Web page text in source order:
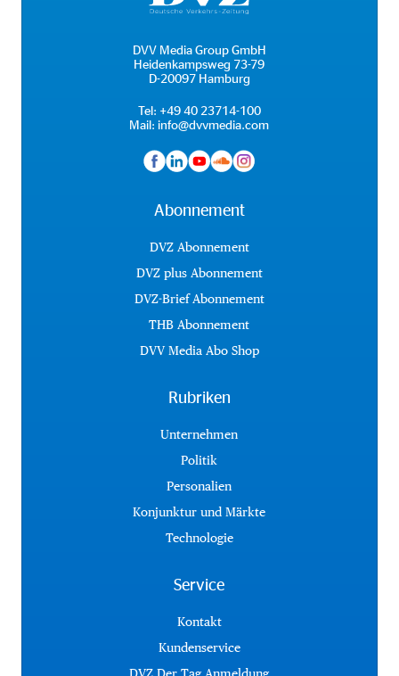
DVV Media Group GmbH
Heidenkampsweg 73-79
D-20097 Hamburg
Tel: +49 40 23714-100
Mail: info@dvvmedia.com
Abonnement
DVZ Abonnement
DVZ plus Abonnement
DVZ-Brief Abonnement
THB Abonnement
DVV Media Abo Shop
Rubriken
Unternehmen
Politik
Personalien
Konjunktur und Märkte
Technologie
Service
Kontakt
Kundenservice